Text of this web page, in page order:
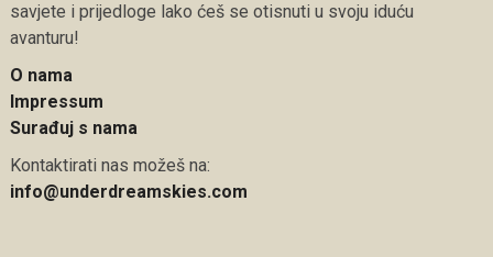
savjete i prijedloge lako ćeš se otisnuti u svoju iduću
avanturu!
O nama
Impressum
Surađuj s nama
Kontaktirati nas možeš na:
info@underdreamskies.com